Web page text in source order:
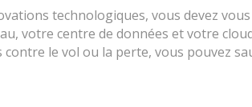
technologiques, vous devez
votre centre de données et votre
le vol ou la perte, vous pouvez